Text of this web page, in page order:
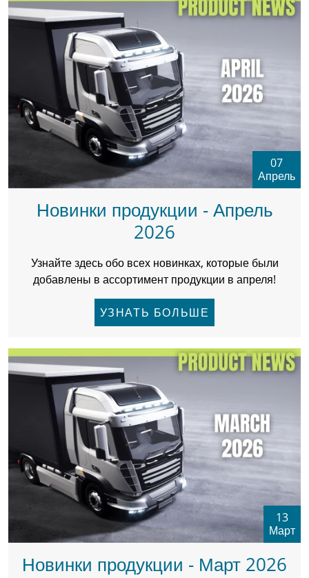
07
Апрель
Новинки продукции - Апрель
2026
Узнайте здесь обо всех новинках, которые были
добавлены в ассортимент продукции в апреля!
УЗНАТЬ БОЛЬШЕ
13
Март
Новинки продукции - Март 2026